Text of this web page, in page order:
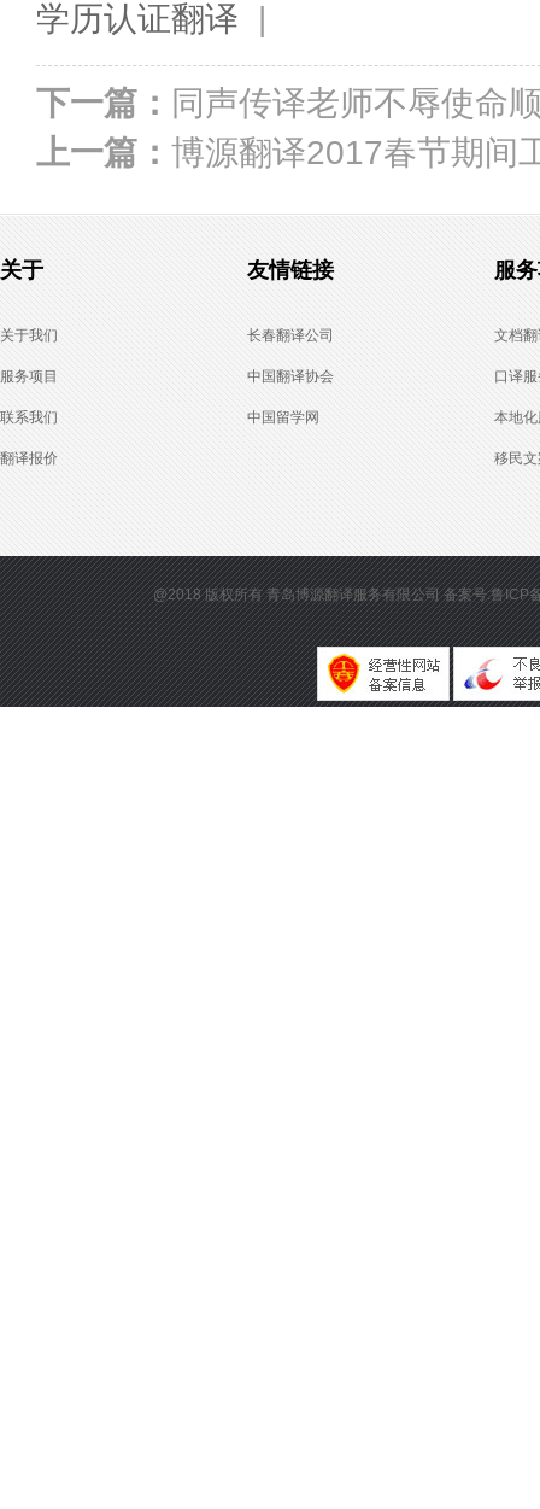
学历认证翻译 |
下一篇： 同声传译老师不辱使命
上一篇： 博源翻译2017春节期间
关于
关于我们
服务项目
联系我们
翻译报价
友情链接
长春翻译公司
中国翻译协会
中国留学网
服
文档
口译
本地
移民
@2018 版权所有青岛博源翻译服务有限公司 备案号:鲁ICP